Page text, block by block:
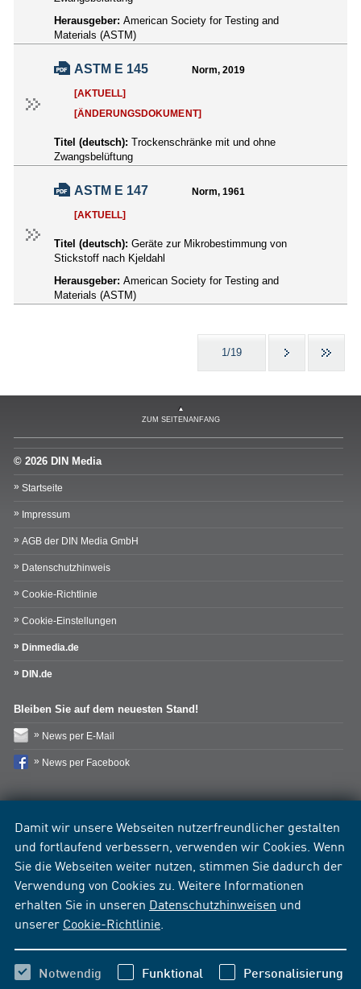
Damit wir unsere Webseiten nutzerfreundlicher gestalten
und fortlaufend verbessern, verwenden wir Cookies. Wenn
Sie die Webseiten weiter nutzen, stimmen Sie dadurch der
Verwendung von Cookies zu. Weitere Informationen
erhalten Sie in unseren Datenschutzhinweisen und
unserer Cookie-Richtlinie
Notwendig Funktional Personalisierung
Herausgeber: American Society for Testing and
Materials (ASTM)
ASTM E 145 Norm, 2019
[AKTUELL]
[ÄNDERUNGSDOKUMENT]
Titel (deutsch): Trockenschränke mit und ohne
Zwangsbelüftung
ASTM E 147 Norm, 1961
[AKTUELL]
Titel (deutsch): Geräte zur Mikrobestimmung von
Stickstoff nach Kjeldahl
Herausgeber: American Society for Testing and
Materials (ASTM)
1/19
ZUM SEITENANFANG
© 2026 DIN Media
Startseite
Impressum
AGB der DIN Media GmbH
Datenschutzhinweis
Cookie-Richtlinie
Cookie-Einstellungen
Dinmedia.de
DIN.de
Bleiben Sie auf dem neuesten Stand!
News per E-Mail
News per Facebook